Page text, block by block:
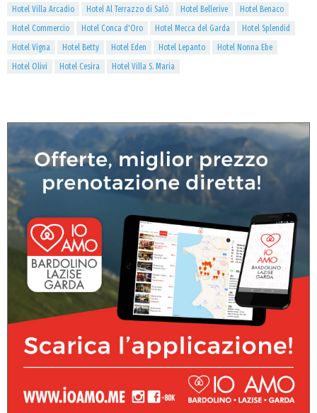
Hotel Villa Arcadio
Hotel Al Terrazzo di Salò Hotel Bellerive
Hotel Benaco
Hotel Commercio
Hotel Conca d'Oro Hotel Mecca del Garda
Hotel Splendid
Hotel Vigna
Hotel Betty Hotel Eden Hotel Lepanto
Hotel Nonna Ebe
Hotel Olivi
Hotel Cesira Hotel Villa S. Maria